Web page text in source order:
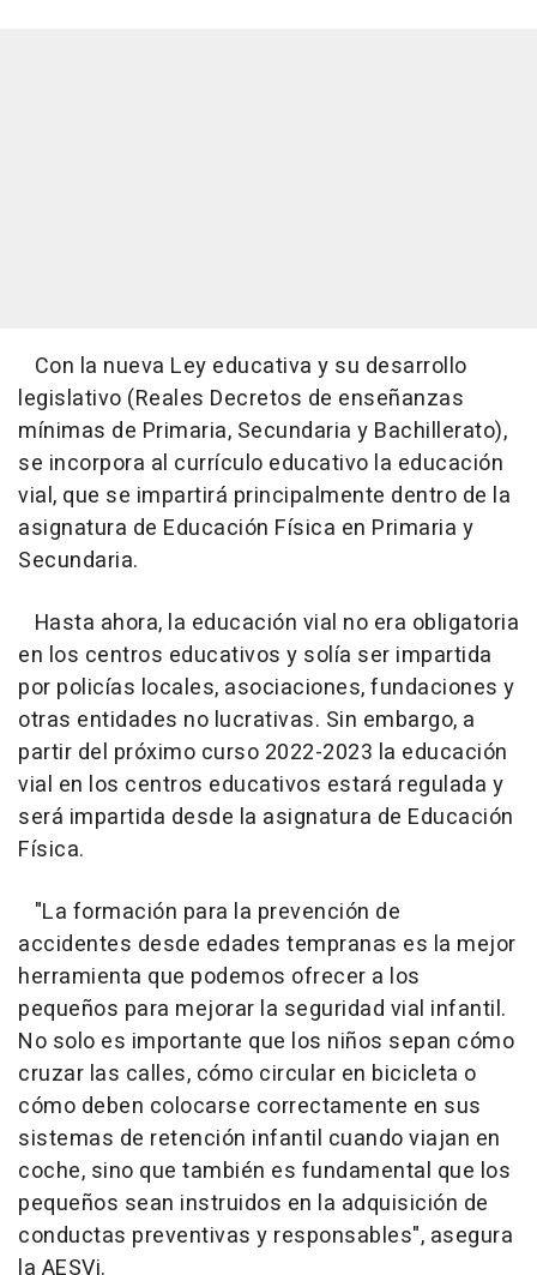
Con la nueva Ley educativa y su desarrollo
legislativo (Reales Decretos de enseñanzas
mínimas de Primaria, Secundaria y Bachillerato),
se incorpora al currículo educativo la educación
vial, que se impartirá principalmente dentro de la
asignatura de Educación Física en Primaria y
Secundaria.
Hasta ahora, la educación vial no era obligatoria
en los centros educativos y solía ser impartida
por policías locales, asociaciones, fundaciones y
otras entidades no lucrativas. Sin embargo, a
partir del próximo curso 2022-2023 la educación
vial en los centros educativos estará regulada y
será impartida desde la asignatura de Educación
Física.
"La formación para la prevención de
accidentes desde edades tempranas es la mejor
herramienta que podemos ofrecer a los
pequeños para mejorar la seguridad vial infantil.
No solo es importante que los niños sepan cómo
cruzar las calles, cómo circular en bicicleta o
cómo deben colocarse correctamente en sus
sistemas de retención infantil cuando viajan en
coche, sino que también es fundamental que los
pequeños sean instruidos en la adquisición de
conductas preventivas y responsables", asegura
la AESVi.